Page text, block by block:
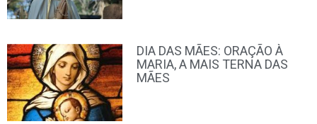
DIA DAS MÃES: ORAÇÃO À
MARIA, A MAIS TERNA DAS
MÃES